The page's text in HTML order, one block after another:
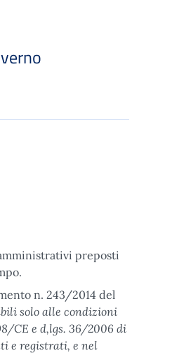
preposti
n. 243/2014 del
solo alle condizioni
CE e d,lgs. 36/2006 di
e registrati, e nel